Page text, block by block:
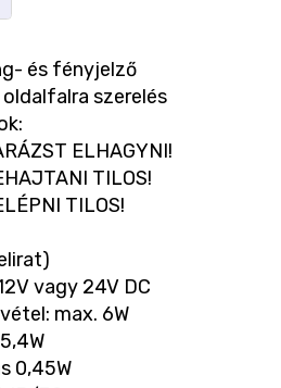
és fényjelző
szerelés
ELHAGYNI!
TILOS!
TILOS!
vagy 24V DC
max. 6W
0,45W